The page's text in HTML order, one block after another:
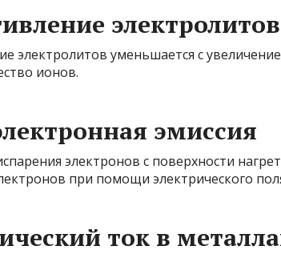
электролитов уменьшается с
ионов.
эмиссия
электронов с поверхности
при помощи электрического
ток в